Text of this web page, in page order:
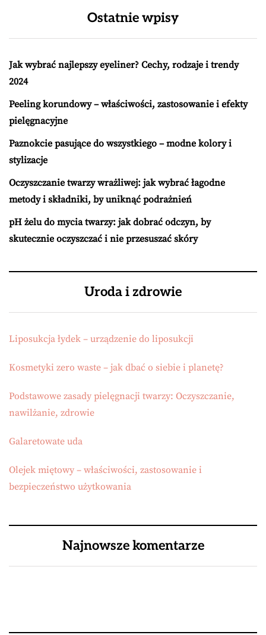
Ostatnie wpisy
Jak wybrać najlepszy eyeliner? Cechy, rodzaje i trendy
2024
Peeling korundowy – właściwości, zastosowanie i efekty
pielęgnacyjne
Paznokcie pasujące do wszystkiego – modne kolory i
stylizacje
Oczyszczanie twarzy wrażliwej: jak wybrać łagodne
metody i składniki, by uniknąć podrażnień
pH żelu do mycia twarzy: jak dobrać odczyn, by
skutecznie oczyszczać i nie przesuszać skóry
Uroda i zdrowie
Liposukcja łydek – urządzenie do liposukcji
Kosmetyki zero waste – jak dbać o siebie i planetę?
Podstawowe zasady pielęgnacji twarzy: Oczyszczanie,
nawilżanie, zdrowie
Galaretowate uda
Olejek miętowy – właściwości, zastosowanie i
bezpieczeństwo użytkowania
Najnowsze komentarze